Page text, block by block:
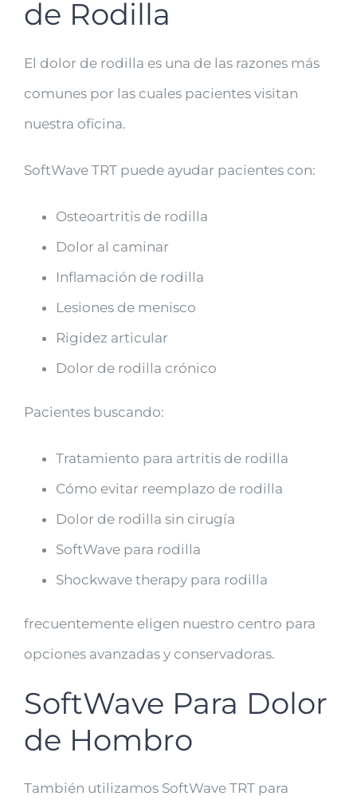
de Rodilla
El dolor de rodilla es una de las razones más
comunes por las cuales pacientes visitan
nuestra oficina.
SoftWave TRT puede ayudar pacientes con:
Osteoartritis de rodilla
Dolor al caminar
Inflamación de rodilla
Lesiones de menisco
Rigidez articular
Dolor de rodilla crónico
Pacientes buscando:
Tratamiento para artritis de rodilla
Cómo evitar reemplazo de rodilla
Dolor de rodilla sin cirugía
SoftWave para rodilla
Shockwave therapy para rodilla
frecuentemente eligen nuestro centro para
opciones avanzadas y conservadoras.
SoftWave Para Dolor
de Hombro
También utilizamos SoftWave TRT para